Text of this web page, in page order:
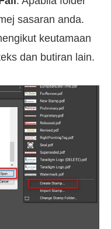
sasaran anda.
keutamaan
dan butiran lain.